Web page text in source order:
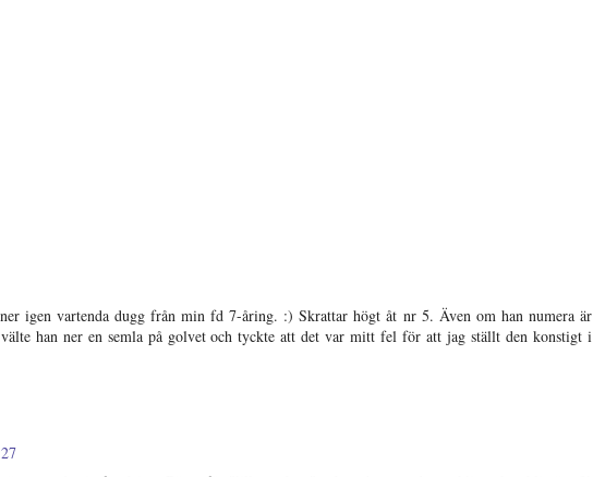
igen vartenda dugg från min fd 7-åring. :) Skrattar högt åt nr 5. Även om han numera är
han ner en semla på golvet och tyckte att det var mitt fel för att jag ställt den konstigt i